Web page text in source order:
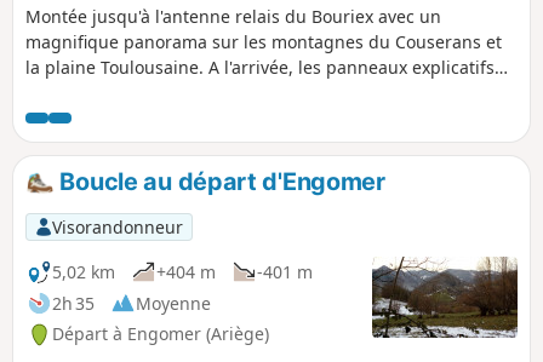
Montée jusqu'à l'antenne relais du Bouriex avec un
magnifique panorama sur les montagnes du Couserans et
la plaine Toulousaine. A l'arrivée, les panneaux explicatifs
informations sur les montagnes environnantes et sur des
légendes locales.
Boucle au départ d'Engomer
Visorandonneur
5,02 km
+404 m
-401 m
2h 35
Moyenne
Départ à Engomer (Ariège)